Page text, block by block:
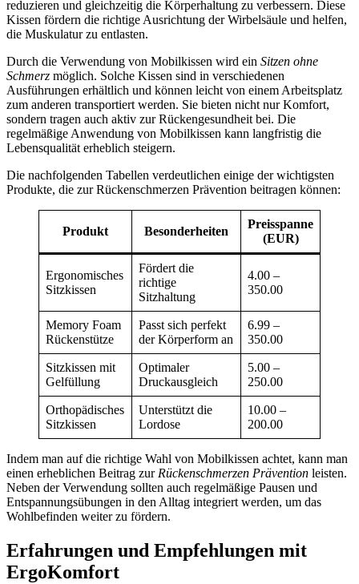
reduzieren und gleichzeitig die Körperhaltung zu verbessern. Diese
Kissen fördern die richtige Ausrichtung der Wirbelsäule und helfen,
die Muskulatur zu entlasten.
Durch die Verwendung von Mobilkissen wird ein Sitzen ohne
Schmerz möglich. Solche Kissen sind in verschiedenen
Ausführungen erhältlich und können leicht von einem Arbeitsplatz
zum anderen transportiert werden. Sie bieten nicht nur Komfort,
sondern tragen auch aktiv zur Rückengesundheit bei. Die
regelmäßige Anwendung von Mobilkissen kann langfristig die
Lebensqualität erheblich steigern.
Die nachfolgenden Tabellen verdeutlichen einige der wichtigsten
Produkte, die zur Rückenschmerzen Prävention beitragen können:
Produkt Besonderheiten
Preisspanne
(EUR)
Ergonomisches
Sitzkissen
Fördert die
richtige
Sitzhaltung
4.00 –
350.00
Memory Foam
Rückenstütze
Passt sich perfekt
der Körperform an
6.99 –
350.00
Sitzkissen mit
Gelfüllung
Optimaler
Druckausgleich
5.00 –
250.00
Orthopädisches
Sitzkissen
Unterstützt die
Lordose
10.00 –
200.00
Indem man auf die richtige Wahl von Mobilkissen achtet, kann man
einen erheblichen Beitrag zurRückenschmerzen Prävention leisten.
Neben der Verwendung sollten auch regelmäßige Pausen und
Entspannungsübungen in den Alltag integriert werden, um das
Wohlbefinden weiter zu fördern.
Erfahrungen und Empfehlungen mit
ErgoKomfort